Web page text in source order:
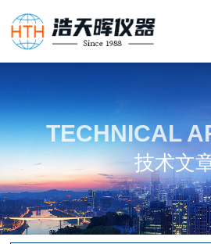
TECHNICAL
技术文